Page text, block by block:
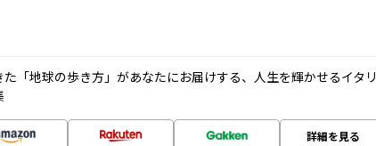
「地球の歩き方」があなたにお届けする、人生を輝かせるイタリ
詳細を見る